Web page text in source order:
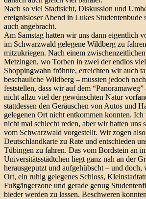
Nach so viel Stadtsicht, Diskussion und
ereignisloser Abend in Lukes Studentenbude
auch angebracht.
Am Samstag hatten wir uns dann eigentlich
im Schwarzwald gelegene Wildberg zu
mitzukriegen. Nach einem
Metzingen, wo Torben in zwei der endlos
Shoppingwahn fröhnte, erreichten wir auch
beschauliche Wildberg – mussten jedoch
feststellen, dass wir auf dem “Panoramaweg”
nicht allzu viel der gewünschten Natur
stattdessen den Geräuschen von Autos und
gelegenen Ort nicht entkommen konnten.
nicht mal schlecht reden, aber wir hatten uns
vom Schwarzwald vorgestellt. Wir zogen also
Deutschlandkarte zu Rate und entschieden
Tübingen zu fahren. Das vom Bordstein an
Universitätsstädtchen liegt ganz nah an der
herausgeputzt und aufgehübscht – und
Ort, ein ruhig gelegenes Schloss,
Fußgängerzone und gerade genug
bieder werden zu lassen. Beschweren